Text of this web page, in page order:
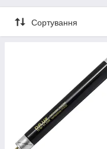
Сортування